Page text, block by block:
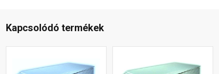
Kapcsolódó termékek